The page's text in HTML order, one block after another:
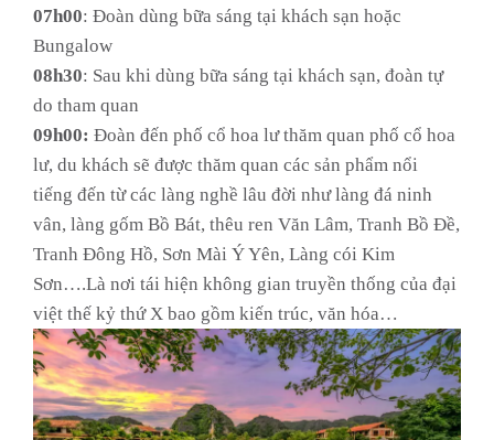
07h00: Đoàn dùng bữa sáng tại khách sạn hoặc
Bungalow
08h30: Sau khi dùng bữa sáng tại khách sạn, đoàn tự
do tham quan
09h00: Đoàn đến phố cổ hoa lư thăm quan phố cổ hoa
lư, du khách sẽ được thăm quan các sản phẩm nổi
tiếng đến từ các làng nghề lâu đời như làng đá ninh
vân, làng gốm Bồ Bát, thêu ren Văn Lâm, Tranh Bồ Đề,
Tranh Đông Hồ, Sơn Mài Ý Yên, Làng cói Kim
Sơn….Là nơi tái hiện không gian truyền thống của đại
việt thế kỷ thứ X bao gồm kiến trúc, văn hóa…